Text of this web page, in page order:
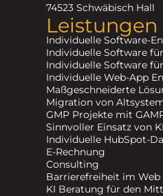
74523 Schwäbisch Hall
Leistungen
Individuelle Software-
Individuelle Software
Individuelle Software
Individuelle Web-App
Maßgeschneiderte
Migration von
GMP Projekte mit
Sinnvoller Einsatz von
Individuelle HubSpot-
E-Rechnung
Consulting
Barrierefreiheit im Web
KI Beratung für den